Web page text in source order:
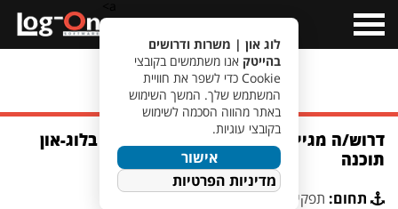
Menu
מעבר לחיפוש משרות
דרוש/ה מגייס/ת טכנולוגית לצוות הגיוס בלוג-און
תוכנה
תחום: תפקידים נוספים
לוג און | משרות ודרושים
בהייטק אנו משתמשים בקובצי
Cookie כדי לשפר את חוויית
המשתמש שלך. המשך השימוש
באתר מהווה הסכמה לשימוש
בקובצי עוגיות.
אישור
מדיניות הפרטיות